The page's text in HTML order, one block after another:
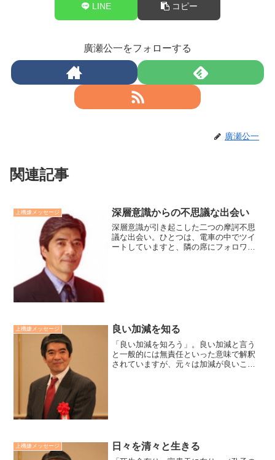
LINE コピー
廣瀬公一をフォローする
廣瀬公一
関連記事
上機嫌メッセージ 深層意識からの不思議な出会い
深層意識が引き起こした二つの摩訶不思
議な出会い。ひとつは、電車の中でツイ
ートしていますと、隣の席にフォロワー
上機嫌メッセージ 良い加減を知る
「良い加減を知ろう」。良い加減と言う
と一般的には無責任といった意味で解釈
されていますが、元々は加減が良いこ
上機嫌メッセージ 日々を清々と生きる